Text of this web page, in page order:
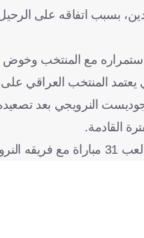
اتفاقه على الرحيل
مع المنتخب
القادمة.